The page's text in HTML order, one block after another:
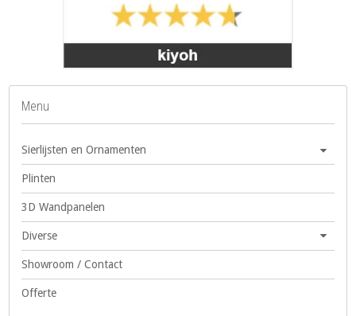
Menu
Sierlijsten en Ornamenten
Plinten
3D Wandpanelen
Diverse
Showroom / Contact
Offerte